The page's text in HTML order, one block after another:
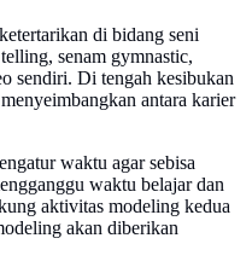
di bidang seni
senam gymnastic,
sendiri. Di tengah kesibukan
antara karier
waktu agar sebisa
waktu belajar dan
aktivitas modeling kedua
akan diberikan